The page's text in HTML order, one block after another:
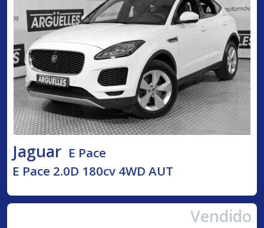
Jaguar E Pace
E Pace 2.0D 180cv 4WD AUT
Vendido